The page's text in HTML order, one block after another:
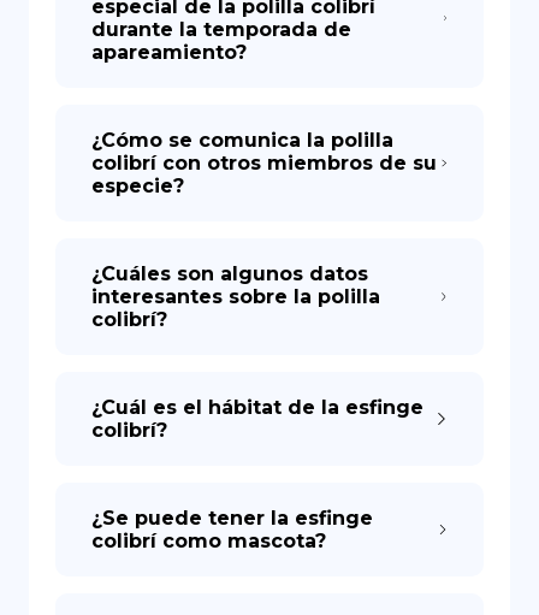
especial de la polilla colibrí
durante la temporada de
apareamiento?
¿Cómo se comunica la polilla
colibrí con otros miembros de su
especie?
¿Cuáles son algunos datos
interesantes sobre la polilla
colibrí?
¿Cuál es el hábitat de la esfinge
colibrí?
¿Se puede tener la esfinge
colibrí como mascota?